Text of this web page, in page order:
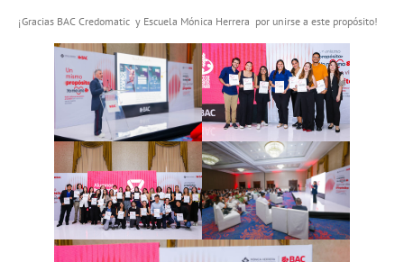
¡Gracias BAC Credomatic y Escuela Mónica Herrera por unirse a este propósito!